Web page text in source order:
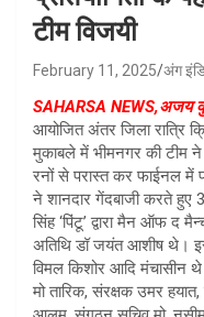
टीम विजयी
February 11, 2025 अंग
SAHARSA NEWS,अजय
आयोजित अंतर जिला रात्रि
मुकाबले में भीमनगर की टीम
रनों से परास्त कर फाईनल में
ने शानदार गेंदबाजी करते हुए
सिंह ‘पिंटू’ द्वारा मैन ऑफ द
अतिथि डॉ जयंत आशीष थे।
विमल किशोर आदि मंचासीन
मो तारिक, संरक्षक उमर